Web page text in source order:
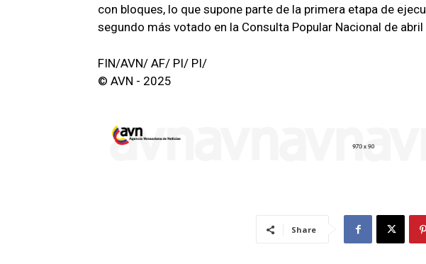
con bloques, lo que supone parte de la primera etapa de
segundo más votado en la Consulta Popular Nacional de
FIN/AVN/ AF/ PI/ PI/
© AVN - 2025
Share